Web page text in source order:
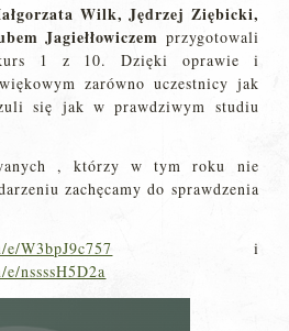
Wilk, Jędrzej Ziębicki,
Jagiełłowiczem przygotowali
1 z 10. Dzięki oprawie i
zarówno uczestnicy jak
się jak w prawdziwym studiu
, którzy w tym roku nie
zachęcamy do sprawdzenia
W3bpJ9c757 i
nssssH5D2a